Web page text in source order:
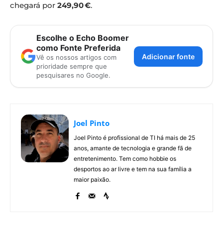
chegará por 249,90 €.
Escolhe o Echo Boomer
como Fonte Preferida
Vê os nossos artigos com
prioridade sempre que
pesquisares no Google.
Adicionar fonte
Joel Pinto
Joel Pinto é profissional de TI há mais de 25
anos, amante de tecnologia e grande fã de
entretenimento. Tem como hobbie os
desportos ao ar livre e tem na sua família a
maior paixão.